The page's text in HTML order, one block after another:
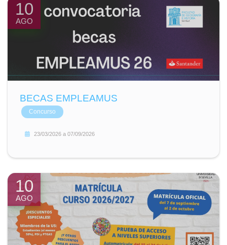
10
AGO
BECAS EMPLEAMUS
Concurso
23/03/2026 a 07/09/2026
10
AGO